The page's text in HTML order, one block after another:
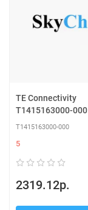
TE Connectivity
T1415163000-000
T1415163000-000
5
2319.12р.